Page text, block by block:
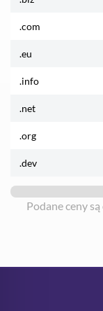
.com
.eu
.info
.net
.org
.dev
Podane ceny